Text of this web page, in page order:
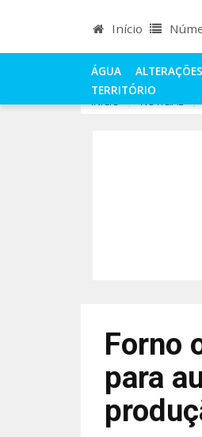
Início
ÁGUA
TERRITÓRIO
INÍCIO NOTÍCIAS
Forno
para